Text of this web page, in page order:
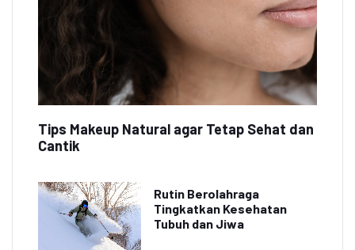
Tips Makeup Natural agar Tetap Sehat dan
Cantik
Rutin Berolahraga
Tingkatkan Kesehatan
Tubuh dan Jiwa